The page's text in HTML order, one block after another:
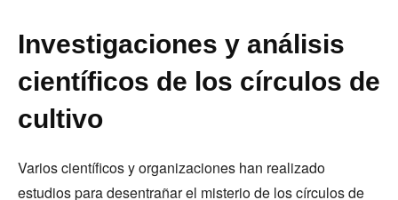
Investigaciones y análisis
científicos de los círculos de
cultivo
Varios científicos y organizaciones han realizado
estudios para desentrañar el misterio de los círculos de